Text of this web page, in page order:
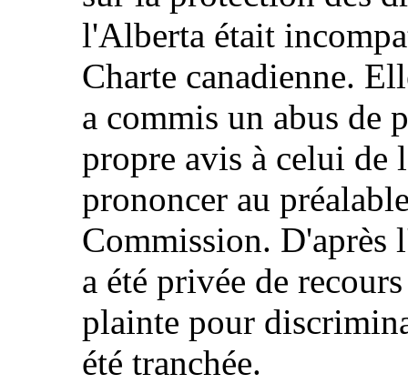
l'Alberta était
Charte canadienne.
a commis un abus de
propre avis à celui de
prononcer au
Commission. D'après
a été privée de
plainte pour
été tranchée.